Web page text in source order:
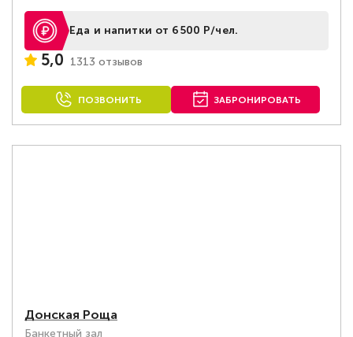
Еда и напитки от 6500 Р/чел.
5,0 1313 отзывов
ПОЗВОНИТЬ ЗАБРОНИРОВАТЬ
Донская Роща
Банкетный зал